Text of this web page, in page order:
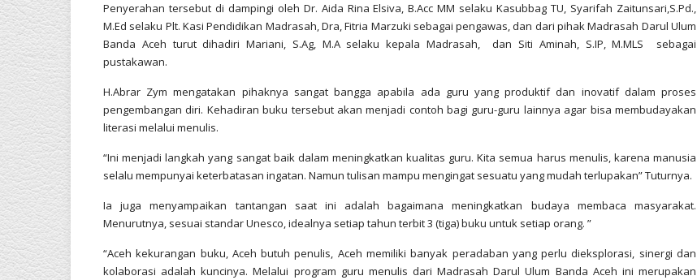
Penyerahan tersebut di dampingi oleh Dr. Aida Rina Elsiva, B.Acc MM selaku Kasubbag TU, Syarifah Zaitunsari,S.Pd.,
M.Ed selaku Plt. Kasi Pendidikan Madrasah, Dra, Fitria Marzuki sebagai pengawas, dan dari pihak Madrasah Darul Ulum
Banda Aceh turut dihadiri Mariani, S.Ag, M.A selaku kepala Madrasah, dan Siti Aminah, S.IP, M.MLS sebagai
pustakawan.
H.Abrar Zym mengatakan pihaknya sangat bangga apabila ada guru yang produktif dan inovatif dalam proses
pengembangan diri. Kehadiran buku tersebut akan menjadi contoh bagi guru-guru lainnya agar bisa membudayakan
literasi melalui menulis.
“Ini menjadi langkah yang sangat baik dalam meningkatkan kualitas guru. Kita semua harus menulis, karena manusia
selalu mempunyai keterbatasan ingatan. Namun tulisan mampu mengingat sesuatu yang mudah terlupakan” Tuturnya.
Ia juga menyampaikan tantangan saat ini adalah bagaimana meningkatkan budaya membaca masyarakat.
Menurutnya, sesuai standar Unesco, idealnya setiap tahun terbit 3 (tiga) buku untuk setiap orang. ”
“Aceh kekurangan buku, Aceh butuh penulis, Aceh memiliki banyak peradaban yang perlu dieksplorasi, sinergi dan
kolaborasi adalah kuncinya. Melalui program guru menulis dari Madrasah Darul Ulum Banda Aceh ini merupakan